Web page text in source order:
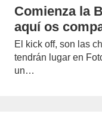
Comienza la
aquí os
El kick off, son las
tendrán lugar en
un…